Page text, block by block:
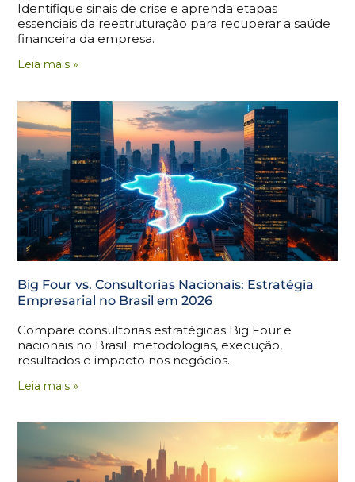
Identifique sinais de crise e aprenda etapas
essenciais da reestruturação para recuperar a saúde
financeira da empresa.
Leia mais »
Big Four vs. Consultorias Nacionais: Estratégia
Empresarial no Brasil em 2026
Compare consultorias estratégicas Big Four e
nacionais no Brasil: metodologias, execução,
resultados e impacto nos negócios.
Leia mais »